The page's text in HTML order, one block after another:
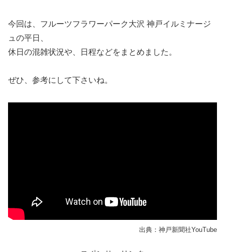
今回は、フルーツフラワーパーク大沢 神戸イルミナージ
ュの平日、
休日の混雑状況や、日程などをまとめました。
ぜひ、参考にして下さいね。
出典：神戸新聞社YouTube